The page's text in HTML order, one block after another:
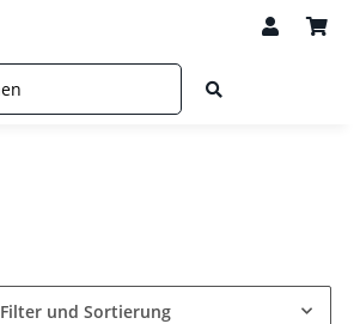
Filter und Sortierung